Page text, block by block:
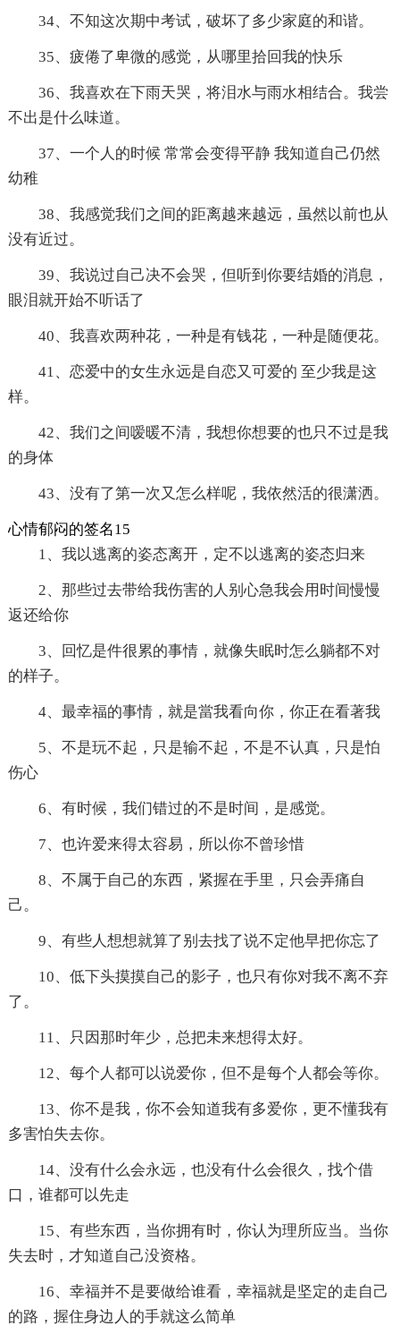
34、不知这次期中考试，破坏了多少家庭的和谐。
35、疲倦了卑微的感觉，从哪里拾回我的快乐
36、我喜欢在下雨天哭，将泪水与雨水相结合。我尝
不出是什么味道。
37、一个人的时候 常常会变得平静 我知道自己仍然
幼稚
38、我感觉我们之间的距离越来越远，虽然以前也从
没有近过。
39、我说过自己决不会哭，但听到你要结婚的消息，
眼泪就开始不听话了
40、我喜欢两种花，一种是有钱花，一种是随便花。
41、恋爱中的女生永远是自恋又可爱的 至少我是这
样。
42、我们之间嗳暖不清，我想你想要的也只不过是我
的身体
43、没有了第一次又怎么样呢，我依然活的很潇洒。
心情郁闷的签名15
1、我以逃离的姿态离开，定不以逃离的姿态归来
2、那些过去带给我伤害的人别心急我会用时间慢慢
返还给你
3、回忆是件很累的事情，就像失眠时怎么躺都不对
的样子。
4、最幸福的事情，就是當我看向你，你正在看著我
5、不是玩不起，只是输不起，不是不认真，只是怕
伤心
6、有时候，我们错过的不是时间，是感觉。
7、也许爱来得太容易，所以你不曾珍惜
8、不属于自己的东西，紧握在手里，只会弄痛自
己。
9、有些人想想就算了别去找了说不定他早把你忘了
10、低下头摸摸自己的影子，也只有你对我不离不弃
了。
11、只因那时年少，总把未来想得太好。
12、每个人都可以说爱你，但不是每个人都会等你。
13、你不是我，你不会知道我有多爱你，更不懂我有
多害怕失去你。
14、没有什么会永远，也没有什么会很久，找个借
口，谁都可以先走
15、有些东西，当你拥有时，你认为理所应当。当你
失去时，才知道自己没资格。
16、幸福并不是要做给谁看，幸福就是坚定的走自己
的路，握住身边人的手就这么简单